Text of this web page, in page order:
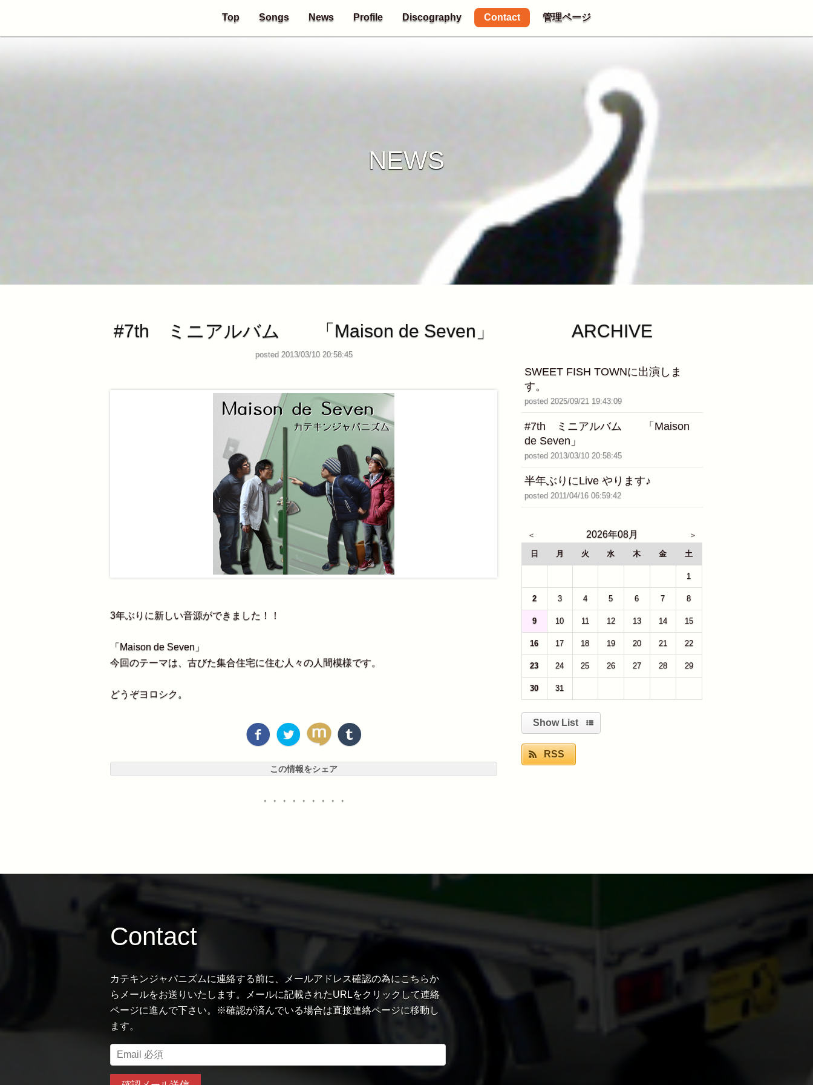
Top Songs News Profile Discography Contact 管理ページ
NEWS
#7th ミニアルバム 「Maison de Seven」
posted 2013/03/10 20:58:45
3年ぶりに新しい音源ができました！！
「Maison de Seven」
今回のテーマは、古びた集合住宅に住む人々の人間模様です。
どうぞヨロシク。
この情報をシェア
・・・・・・・・・
ARCHIVE
SWEET FISH TOWNに出演しま
す。
posted 2025/09/21 19:43:09
#7th ミニアルバム 「Maison
de Seven」
posted 2013/03/10 20:58:45
半年ぶりにLive やります♪
posted 2011/04/16 06:59:42
2026年08月
日 月 火 水 木 金 土
1
2 3 4 5 6 7 8
9 10 11 12 13 14 15
16 17 18 19 20 21 22
23 24 25 26 27 28 29
30 31
Show List
RSS
Contact
カテキンジャパニズムに連絡する前に、メールアドレス確認の為にこちらか
らメールをお送りいたします。メールに記載されたURLをクリックして連絡
ページに進んで下さい。※確認が済んでいる場合は直接連絡ページに移動し
ます。